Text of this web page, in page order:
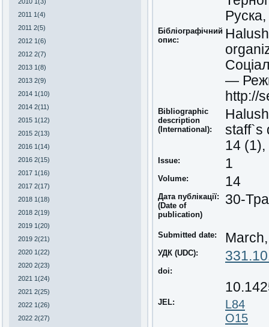
2011 1(4)
2011 2(5)
2012 1(6)
2012 2(7)
2013 1(8)
2013 2(9)
2014 1(10)
2014 2(11)
2015 1(12)
2015 2(13)
2016 1(14)
2016 2(15)
2017 1(16)
2017 2(17)
2018 1(18)
2018 2(19)
2019 1(20)
2019 2(21)
2020 1(22)
2020 2(23)
2021 1(24)
2021 2(25)
2022 1(26)
2022 2(27)
Бібліографічний
опис:
—
http://
Bibliographic
description
(International):
staff`s
14
Issue: 1
Volume: 14
Дата публікації:
(Date of
publication)
30-
Submitted date:
УДК (UDC):
doi:
JEL:
L84
O15